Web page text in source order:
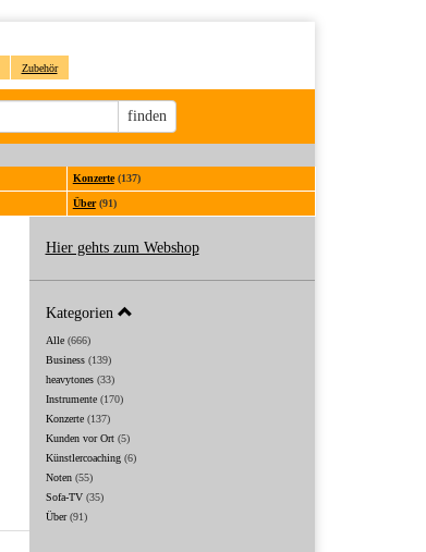
Zubehör
Sucheingabe
finden
Konzerte(137)
Über(91)
Hier gehts zum Webshop
Kategorien
Alle(666)
Business(139)
heavytones(33)
Instrumente(170)
Konzerte(137)
Kunden vor Ort(5)
Künstlercoaching(6)
Noten(55)
Sofa-TV(35)
Über(91)